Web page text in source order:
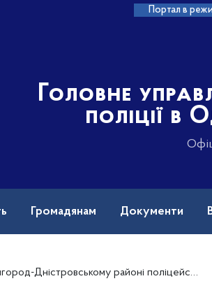
Портал в
Головне
поліції в
Громадянам Документи
районі поліцейські викрили в розбої на літню жінку двох братів, один з яких неповнолітній